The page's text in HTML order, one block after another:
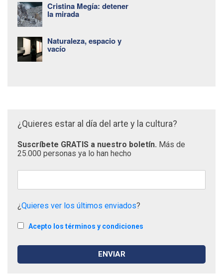
Cristina Megía: detener
la mirada
Naturaleza, espacio y
vacío
¿Quieres estar al día del arte y la cultura?
Suscríbete GRATIS a nuestro boletín. Más de
25.000 personas ya lo han hecho
¿Quieres ver los últimos enviados?
Acepto los términos y condiciones